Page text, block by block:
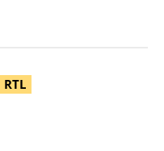
RTL